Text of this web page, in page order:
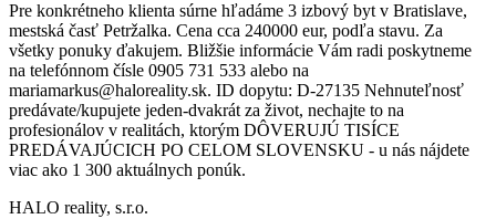
Pre konkrétneho klienta súrne hľadáme 3 izbový byt v Bratislave,
mestská časť Petržalka. Cena cca 240000 eur, podľa stavu. Za
všetky ponuky ďakujem. Bližšie informácie Vám radi poskytneme
na telefónnom čísle 0905 731 533 alebo na
mariamarkus@haloreality.sk. ID dopytu: D-27135 Nehnuteľnosť
predávate/kupujete jeden-dvakrát za život, nechajte to na
profesionálov v realitách, ktorým DÔVERUJÚ TISÍCE
PREDÁVAJÚCICH PO CELOM SLOVENSKU - u nás nájdete
viac ako 1 300 aktuálnych ponúk.
HALO reality, s.r.o.